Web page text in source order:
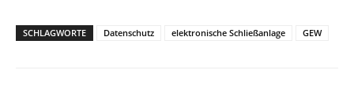
SCHLAGWORTE Datenschutz elektronische Schließanlage GEW